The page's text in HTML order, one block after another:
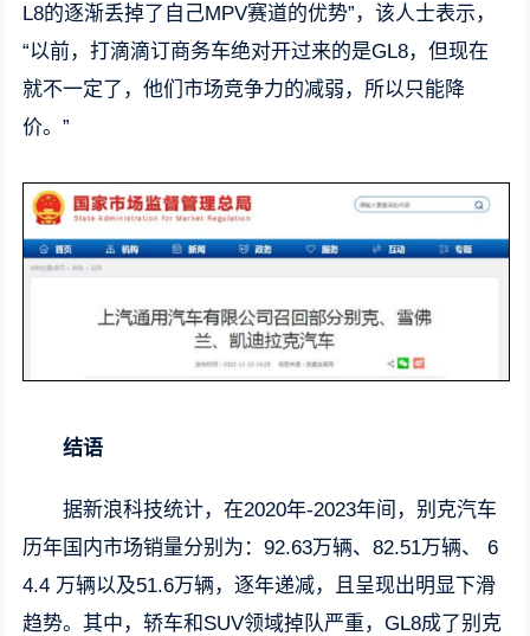
L8的逐渐丢掉了自己MPV赛道的优势”，该人士表示，
“以前，打滴滴订商务车绝对开过来的是GL8，但现在
就不一定了，他们市场竞争力的减弱，所以只能降
价。”
结语
据新浪科技统计，在2020年-2023年间，别克汽车
历年国内市场销量分别为：92.63万辆、82.51万辆、 6
4.4 万辆以及51.6万辆，逐年递减，且呈现出明显下滑
趋势。其中，轿车和SUV领域掉队严重，GL8成了别克